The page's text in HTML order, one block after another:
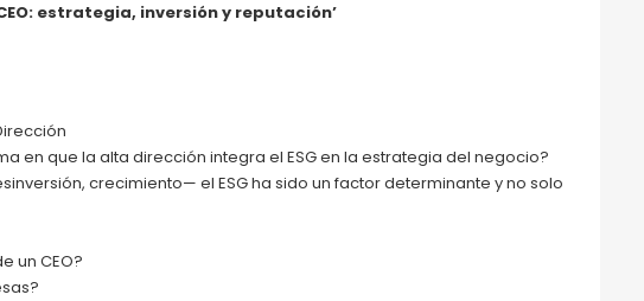
estrategia, inversión y reputación’
en que la alta dirección integra el ESG en la estrategia del negocio?
crecimiento— el ESG ha sido un factor determinante y no solo
un CEO?